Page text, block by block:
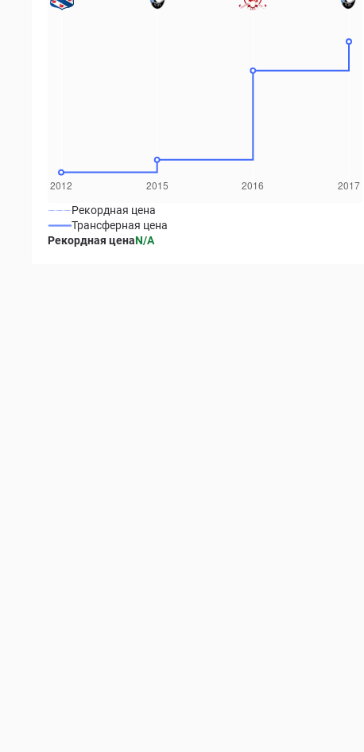
Рекордная цена
Трансферная цена
Рекордная ценаN/A